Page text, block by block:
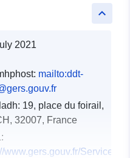
keyboard_arrow_up
2021
mailto:ddt-
19, place du foirail,
32007, France
www.gers.gouv.fr/Services-